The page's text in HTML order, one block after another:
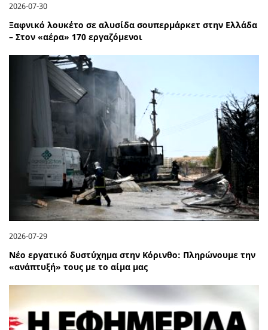
2026-07-30
Ξαφνικό λουκέτο σε αλυσίδα σουπερμάρκετ στην Ελλάδα
– Στον «αέρα» 170 εργαζόμενοι
2026-07-29
Νέο εργατικό δυστύχημα στην Κόρινθο: Πληρώνουμε την
«ανάπτυξή» τους με το αίμα μας